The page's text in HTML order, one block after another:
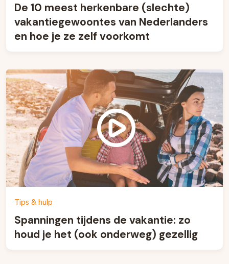
De 10 meest herkenbare (slechte)
vakantiegewoontes van Nederlanders
en hoe je ze zelf voorkomt
Tips & hulp
Spanningen tijdens de vakantie: zo
houd je het (ook onderweg) gezellig